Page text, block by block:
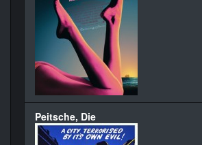
Peitsche, Die